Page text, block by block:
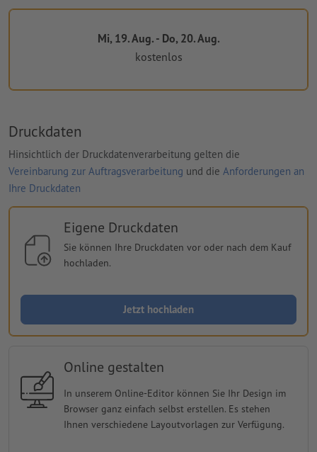
Mi, 19. Aug. - Do, 20. Aug.
kostenlos
Druckdaten
Hinsichtlich der Druckdatenverarbeitung gelten die
Vereinbarung zur Auftragsverarbeitung und die Anforderungen an
Ihre Druckdaten
Eigene Druckdaten
Sie können Ihre Druckdaten vor oder nach dem Kauf
hochladen.
Jetzt hochladen
Online gestalten
In unserem Online-Editor können Sie Ihr Design im
Browser ganz einfach selbst erstellen. Es stehen
Ihnen verschiedene Layoutvorlagen zur Verfügung.